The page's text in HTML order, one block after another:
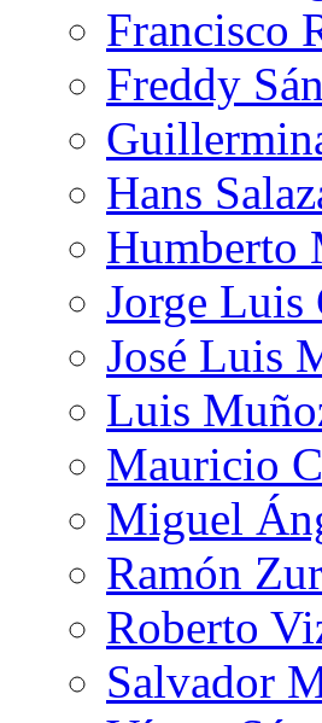
Francisco
Freddy
Hans
Humberto
Jorge Luis
José Luis
Luis
Mauricio
Miguel
Ramón
Roberto
Salvador